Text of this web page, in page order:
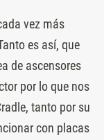
vez más
es así, que
de ascensores
por lo que nos
tanto por su
con placas